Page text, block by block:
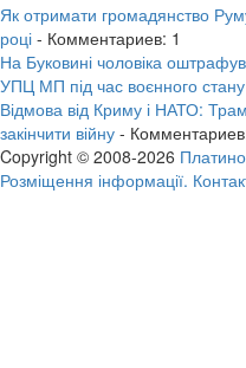
Як отримати громадянство
році - Комментариев: 1
На Буковині чоловіка
УПЦ МП під час воєнного стану
Відмова від Криму і НАТО:
закінчити війну -
Copyright © 2008-2026
Розміщення інформації.